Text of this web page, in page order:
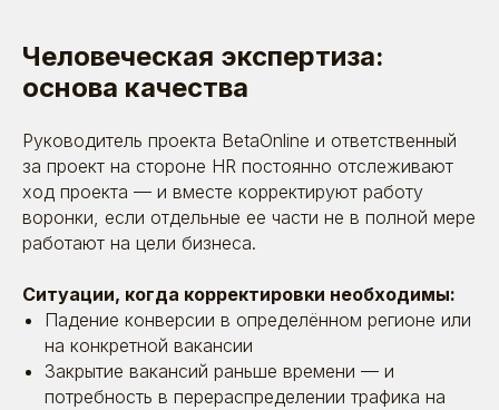
Человеческая экспертиза:
основа качества
Руководитель проекта BetaOnline и ответственный
за проект на стороне HR постоянно отслеживают
ход проекта — и вместе корректируют работу
воронки, если отдельные ее части не в полной мере
работают на цели бизнеса.
Ситуации, когда корректировки необходимы:
Падение конверсии в определённом регионе или
на конкретной вакансии
Закрытие вакансий раньше времени — и
потребность в перераспределении трафика на